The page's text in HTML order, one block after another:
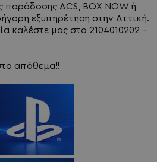
παράδοσης ACS, BOX NOW ή
εξυπηρέτηση στην Αττική.
καλέστε μας στο 2104010202 -
απόθεμα!!